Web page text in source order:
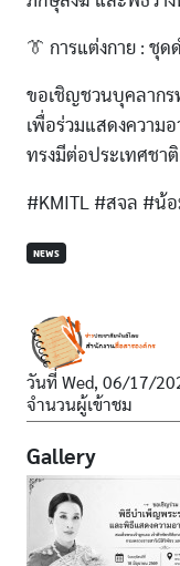
👔 การแต่งกาย : ชุด
ขอเชิญชวนบุคลากร
เพื่อร่วมแสดงความ
ทรงมีต่อประเทศชา
#KMITL #สจล #น้
NEWS
วันที่ Wed, 06/17/
จำนวนผู้เข้าชม
Gallery